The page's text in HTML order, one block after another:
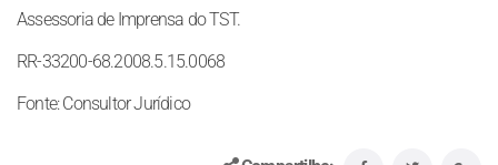
Assessoria de Imprensa do TST.
RR-33200-68.2008.5.15.0068
Fonte: Consultor Jurídico